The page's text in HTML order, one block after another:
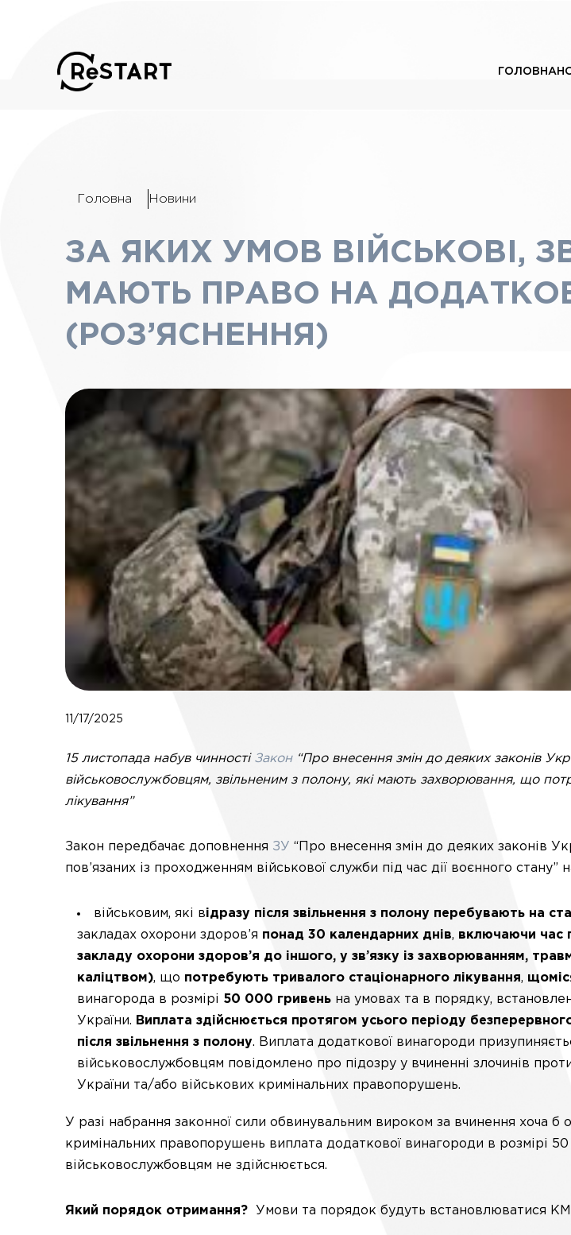
ГОЛОВНА
Головна Новини
ЗА ЯКИХ УМОВ ВІЙСЬКОВІ,
МАЮТЬ ПРАВО НА
(РОЗ’ЯСНЕННЯ)
11/17/2025
15 листопада набув чинності Закон“Про внесення змін до деяких законів
військовослужбовцям, звільненим з полону, які мають захворювання, що
лікування”
Закон передбачає доповнення ЗУ “Про внесення змін до деяких законів
пов’язаних із проходженням військової служби під час дії воєнного стану”
військовим, які відразу після звільнення з полону перебувають на
закладах охорони здоров’я понад 30 календарних днів, включаючи час
закладу охорони здоров’я до іншого, у зв’язку із захворюванням,
каліцтвом), що потребують тривалого стаціонарного лікування,
винагорода в розмірі 50 000 гривень на умовах та в порядку,
України. Виплата здійснюється протягом усього періоду
після звільнення з полону. Виплата додаткової винагороди
військовослужбовцям повідомлено про підозру у вчиненні злочинів
України та/або військових кримінальних правопорушень.
У разі набрання законної сили обвинувальним вироком за вчинення хоча б
кримінальних правопорушень виплата додаткової винагороди в розмірі
військовослужбовцям не здійснюється.
Який порядок отримання? Умови та порядок будуть встановлюватися